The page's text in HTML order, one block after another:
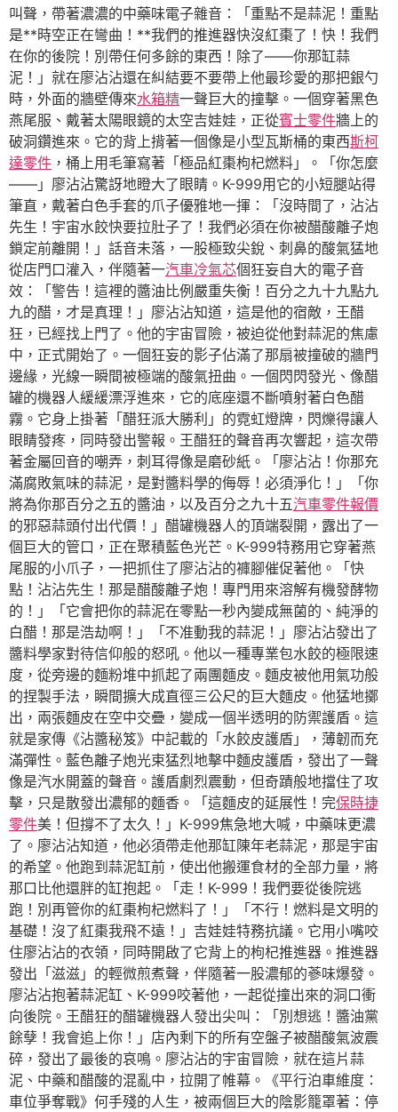
叫聲，帶著濃濃的中藥味電子雜音：「重點不是蒜泥！重點
是**時空正在彎曲！**我們的推進器快沒紅棗了！快！我們
在你的後院！別帶任何多餘的東西！除了——你那缸蒜
泥！」就在廖沾沾還在糾結要不要帶上他最珍愛的那把銀勺
時，外面的牆壁傳來水箱精一聲巨大的撞擊。一個穿著黑色
燕尾服、戴著太陽眼鏡的太空吉娃娃，正從賓士零件牆上的
破洞鑽進來。它的背上揹著一個像是小型瓦斯桶的東西斯柯
達零件 ，桶上用毛筆寫著「極品紅棗枸杞燃料」。「你怎麼
——」廖沾沾驚訝地瞪大了眼睛。K-999用它的小短腿站得
筆直，戴著白色手套的爪子優雅地一揮：「沒時間了，沾沾
先生！宇宙水餃快要拉肚子了！我們必須在你被醋酸離子炮
鎖定前離開！」話音未落，一股極致尖銳、刺鼻的酸氣猛地
從店門口灌入，伴隨著一汽車冷氣芯個狂妄自大的電子音
效：「警告！這裡的醬油比例嚴重失衡！百分之九十九點九
九的醋，才是真理！」廖沾沾知道，這是他的宿敵，王醋
狂，已經找上門了。他的宇宙冒險，被迫從他對蒜泥的焦慮
中，正式開始了。一個狂妄的影子佔滿了那扇被撞破的牆門
邊緣，光線一瞬間被極端的酸氣扭曲。一個閃閃發光、像醋
罐的機器人緩緩漂浮進來，它的底座還不斷噴射著白色醋
霧。它身上掛著「醋狂派大勝利」的霓虹燈牌，閃爍得讓人
眼睛發疼，同時發出警報。王醋狂的聲音再次響起，這次帶
著金屬回音的嘲弄，刺耳得像是磨砂紙。「廖沾沾！你那充
滿腐敗氣味的蒜泥，是對醬料學的侮辱！必須淨化！」「你
將為你那百分之五的醬油，以及百分之九十五汽車零件報價
的邪惡蒜頭付出代價！」醋罐機器人的頂端裂開，露出了一
個巨大的管口，正在聚積藍色光芒。K-999特務用它穿著燕
尾服的小爪子，一把抓住了廖沾沾的褲腳催促著他。「快
點！沾沾先生！那是醋酸離子炮！專門用來溶解有機發酵物
的！」「它會把你的蒜泥在零點一秒內變成無菌的、純淨的
白醋！那是浩劫啊！」「不准動我的蒜泥！」廖沾沾發出了
醬料學家對待信仰般的怒吼。他以一種專業包水餃的極限速
度，從旁邊的麵粉堆中抓起了兩團麵皮。麵皮被他用氣功般
的捏製手法，瞬間擴大成直徑三公尺的巨大麵皮。他猛地擲
出，兩張麵皮在空中交疊，變成一個半透明的防禦護盾。這
就是家傳《沾醬秘笈》中記載的「水餃皮護盾」，薄韌而充
滿彈性。藍色離子炮光束猛烈地擊中麵皮護盾，發出了一聲
像是汽水開蓋的聲音。護盾劇烈震動，但奇蹟般地擋住了攻
擊，只是散發出濃郁的麵香。「這麵皮的延展性！完保時捷
零件美！但撐不了太久！」K-999焦急地大喊，中藥味更濃
了。廖沾沾知道，他必須帶走他那缸陳年老蒜泥，那是宇宙
的希望。他跑到蒜泥缸前，使出他搬運食材的全部力量，將
那口比他還胖的缸抱起。「走！K-999！我們要從後院逃
跑！別再管你的紅棗枸杞燃料了！」「不行！燃料是文明的
基礎！沒了紅棗我飛不遠！」吉娃娃特務抗議。它用小嘴咬
住廖沾沾的衣領，同時開啟了它背上的枸杞推進器。推進器
發出「滋滋」的輕微煎煮聲，伴隨著一股濃郁的蔘味爆發。
廖沾沾抱著蒜泥缸、K-999咬著他，一起從撞出來的洞口衝
向後院。王醋狂的醋罐機器人發出尖叫：「別想逃！醬油黨
餘孽！我會追上你！」店內剩下的所有空盤子被醋酸氣波震
碎，發出了最後的哀鳴。廖沾沾的宇宙冒險，就在這片蒜
泥、中藥和醋酸的混亂中，拉開了帷幕。《平行泊車維度：
車位爭奪戰》何手殘的人生，被兩個巨大的陰影籠罩著：停